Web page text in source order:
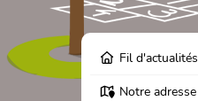
Fil d'actualités
Notre adresse